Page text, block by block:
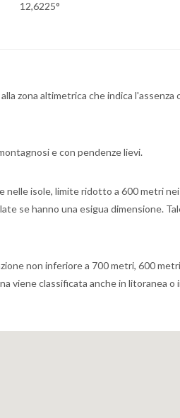
12,6225°
zona altimetrica che indica l'assenza
e con pendenze lievi.
isole, limite ridotto a 600 metri
se hanno una esigua dimensione.
non inferiore a 700 metri, 600
viene classificata anche in litoranea o